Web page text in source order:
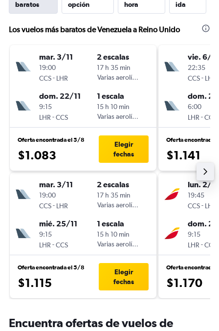
baratos
opción
hora
ida
Los vuelos más baratos de Venezuela a Reino Unido
mar. 3/11
19:00
CCS- LHR
2 escalas
17 h 35 min
Varias aerolíneas
dom. 22/11
9:15
LHR -CCS
1 escala
15 h 10 min
Varias aerolíneas
Oferta encontrada el 5/8
$1.083
Elegir
fechas
mar. 3/11
19:00
CCS- LHR
2 escalas
17 h 35 min
Varias aerolíneas
mié. 25/11
9:15
LHR -CCS
1 escala
15 h 10 min
Varias aerolíneas
Oferta encontrada el 5/8
$1.115
Elegir
fechas
vie. 6/11
22:35
CCS- LHR
dom.
6:00
LHR -CCS
Oferta encontrada
$1.141
lun. 2/11
19:45
CCS- LHR
dom.
9:15
LHR -CCS
Oferta encontrada
$1.170
Encuentra ofertas de vuelos de